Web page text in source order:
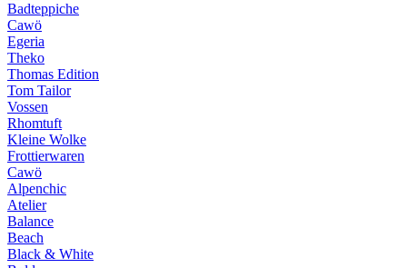
Badteppiche
Cawö
Egeria
Theko
Thomas Edition
Tom Tailor
Vossen
Rhomtuft
Kleine Wolke
Frottierwaren
Cawö
Alpenchic
Atelier
Balance
Beach
Black & White